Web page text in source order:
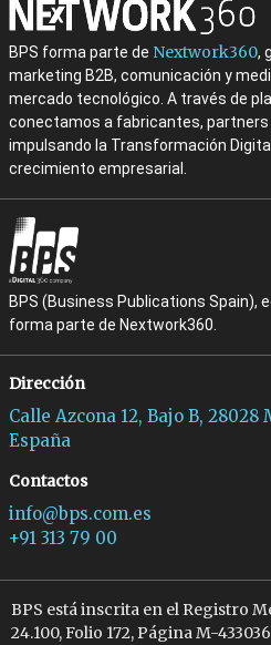
BPS forma parte de Nextwork360,
marketing B2B, comunicación y
mercado tecnológico. A través de
conectamos a fabricantes,
impulsando la Transformación
crecimiento empresarial.
BPS (Business Publications Spain),
forma parte de Nextwork360.
Dirección
Calle Azcona 12, Bajo B, 28028
España
Contactos
info@bps.com.es
+91 313 79 00
BPS está inscrita en el Registro
24.100, Folio 172, Página M-